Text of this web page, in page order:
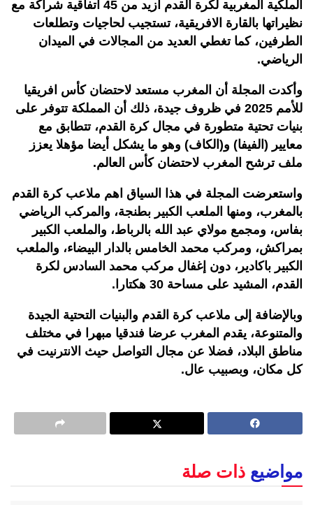
الملكية المغربية لكرة القدم أزيد من 45 اتفاقية شراكة مع
نظيراتها بالقارة الافريقية، تستجيب لحاجيات وتطلعات
الطرفين، كما تغطي العديد من المجالات في الميدان
الرياضي.
وأكدت المجلة أن المغرب مستعد لاحتضان كأس افريقيا
للأمم 2025 في ظروف جيدة، ذلك أن المملكة تتوفر على
بنيات تحتية متطورة في مجال كرة القدم، تتطابق مع
معايير (الفيفا) و(الكاف) وهو ما يشكل أيضا مؤهلا يعزز
ملف ترشح المغرب لاحتضان كأس العالم.
واستعرضت المجلة في هذا السياق اهم ملاعب كرة القدم
بالمغرب، ومنها الملعب الكبير بطنجة، والمركب الرياضي
بفاس، ومجمع مولاي عبد الله بالرباط، والملعب الكبير
بمراكش، ومركب محمد الخامس بالدار البيضاء، والملعب
الكبير باكادير، دون إغفال مركب محمد السادس لكرة
القدم، المشيد على مساحة 30 هكتارا.
وبالإضافة إلى ملاعب كرة القدم والبنيات التحتية الجيدة
والمتنوعة، يقدم المغرب عرضا فندقيا مبهرا في مختلف
مناطق البلاد، فضلا عن مجال التواصل حيث الانترنيت في
كل مكان، وبصبيب عال.
مواضيع ذات صلة